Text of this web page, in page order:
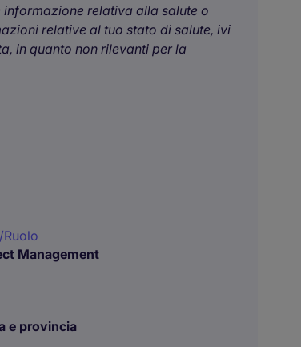
relativa alla salute o
relative al tuo stato di salute, ivi
in quanto non rilevanti per la
Management
e provincia